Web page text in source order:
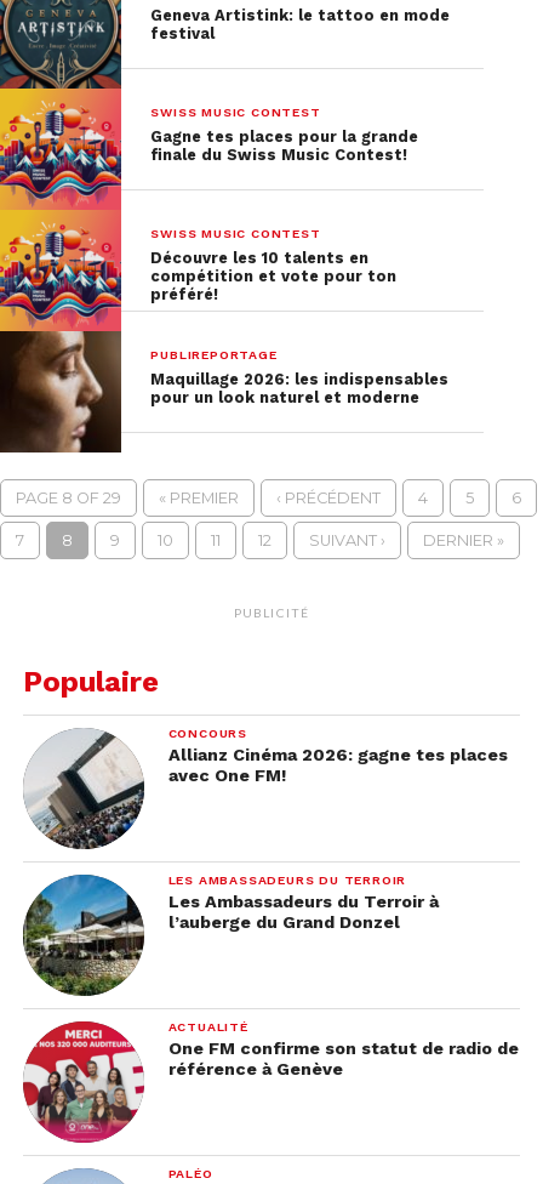
Geneva Artistink: le tattoo en mode
festival
SWISS MUSIC CONTEST
Gagne tes places pour la grande
finale du Swiss Music Contest!
SWISS MUSIC CONTEST
Découvre les 10 talents en
compétition et vote pour ton
préféré!
PUBLIREPORTAGE
Maquillage 2026: les indispensables
pour un look naturel et moderne
PAGE 8 OF 29 « PREMIER ‹ PRÉCÉDENT 4 5 6
7 8 9 10 11 12 SUIVANT › DERNIER »
PUBLICITÉ
Populaire
CONCOURS
Allianz Cinéma 2026: gagne tes places
avec One FM!
LES AMBASSADEURS DU TERROIR
Les Ambassadeurs du Terroir à
l’auberge du Grand Donzel
ACTUALITÉ
One FM confirme son statut de radio de
référence à Genève
PALÉO